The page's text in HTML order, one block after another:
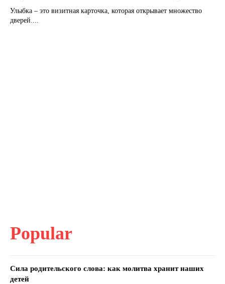
Улыбка – это визитная карточка, которая открывает множество
дверей....
Popular
Сила родительского слова: как молитва хранит наших
детей